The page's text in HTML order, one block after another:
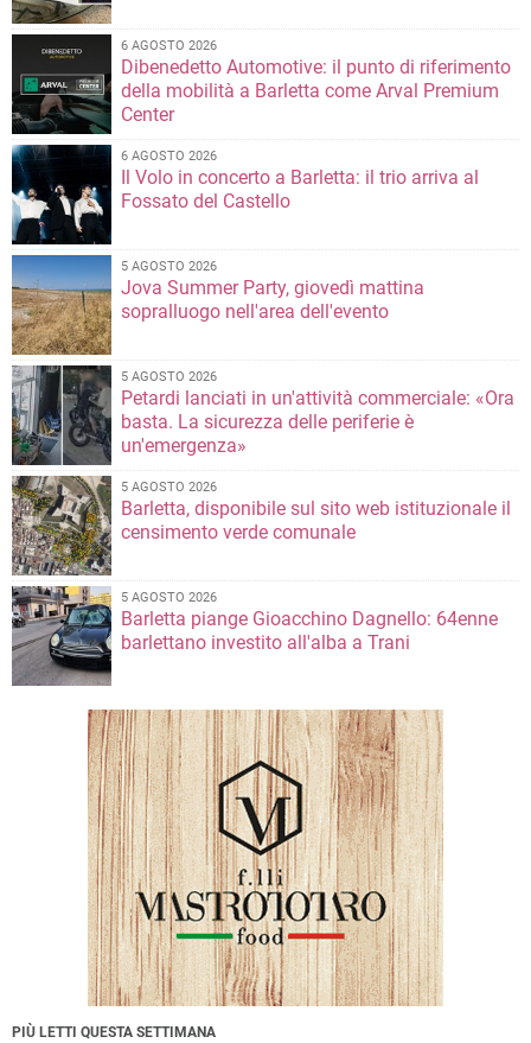
6 AGOSTO 2026
Dibenedetto Automotive: il punto di riferimento
della mobilità a Barletta come Arval Premium
Center
6 AGOSTO 2026
Il Volo in concerto a Barletta: il trio arriva al
Fossato del Castello
5 AGOSTO 2026
Jova Summer Party, giovedì mattina
sopralluogo nell'area dell'evento
5 AGOSTO 2026
Petardi lanciati in un'attività commerciale: «Ora
basta. La sicurezza delle periferie è
un'emergenza»
5 AGOSTO 2026
Barletta, disponibile sul sito web istituzionale il
censimento verde comunale
5 AGOSTO 2026
Barletta piange Gioacchino Dagnello: 64enne
barlettano investito all'alba a Trani
PIÙ LETTI QUESTA SETTIMANA